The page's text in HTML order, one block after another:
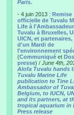
Paris.
- 4 juin 2013 : Remise
officielle de Tuvalu
Life à
Tuvalu à Bruxelles,
UICN, et
d'un Mardi de
l'environnement
(Communiqué et
presse) / June 4th,
Alofa Tuvalu hands
Tuvalu Marine Life
publication to Tine
Ambassador of
Belgium, to IUCN,
and its partners, at
tropical aquarium in
Press release